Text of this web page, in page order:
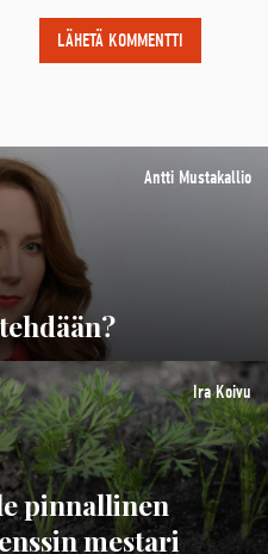
Antti Mustakallio
Ira Koivu
pinnallinen
mestari